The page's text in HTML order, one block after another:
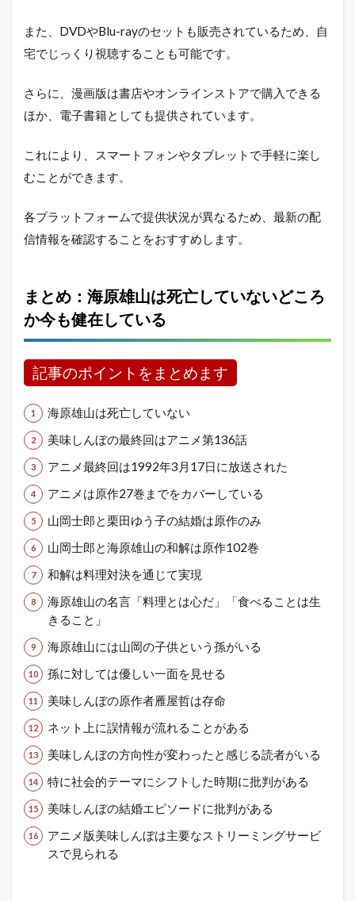
また、DVDやBlu-rayのセットも販売されているため、自
宅でじっくり視聴することも可能です。
さらに、漫画版は書店やオンラインストアで購入できる
ほか、電子書籍としても提供されています。
これにより、スマートフォンやタブレットで手軽に楽し
むことができます。
各プラットフォームで提供状況が異なるため、最新の配
信情報を確認することをおすすめします。
まとめ：海原雄山は死亡していないどころ
か今も健在している
記事のポイントをまとめます
海原雄山は死亡していない
美味しんぼの最終回はアニメ第136話
アニメ最終回は1992年3月17日に放送された
アニメは原作27巻までをカバーしている
山岡士郎と栗田ゆう子の結婚は原作のみ
山岡士郎と海原雄山の和解は原作102巻
和解は料理対決を通じて実現
海原雄山の名言「料理とは心だ」「食べることは生
きること」
海原雄山には山岡の子供という孫がいる
孫に対しては優しい一面を見せる
美味しんぼの原作者雁屋哲は存命
ネット上に誤情報が流れることがある
美味しんぼの方向性が変わったと感じる読者がいる
特に社会的テーマにシフトした時期に批判がある
美味しんぼの結婚エピソードに批判がある
アニメ版美味しんぼは主要なストリーミングサービ
スで見られる